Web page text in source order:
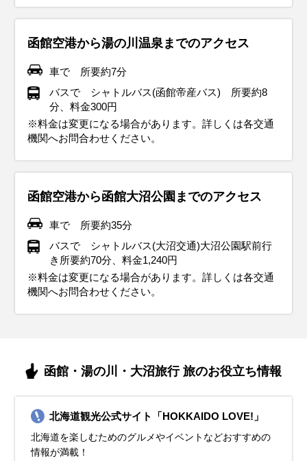
函館空港から湯の川温泉までのアクセス
車で 所要約7分
バスで シャトルバス(函館帝産バス) 所要約8
分、料金300円
※料金は変更になる場合があります。詳しくは各交通
機関へお問合わせください。
函館空港から函館大沼公園までのアクセス
車で 所要約35分
バスで シャトルバス(大沼交通)大沼公園駅前行
き所要約70分、料金1,240円
※料金は変更になる場合があります。詳しくは各交通
機関へお問合わせください。
函館・湯の川・大沼旅行 旅のお役立ち情報
北海道観光公式サイト「HOKKAIDO LOVE!」
北海道を楽しむためのグルメやイベントなどおすすめの
情報が満載！